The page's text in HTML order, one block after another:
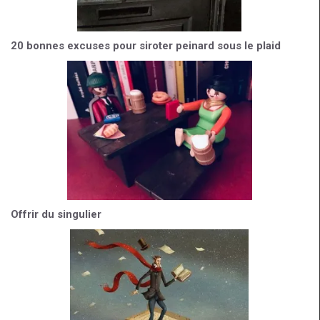
20 bonnes excuses pour siroter peinard sous le plaid
Offrir du singulier